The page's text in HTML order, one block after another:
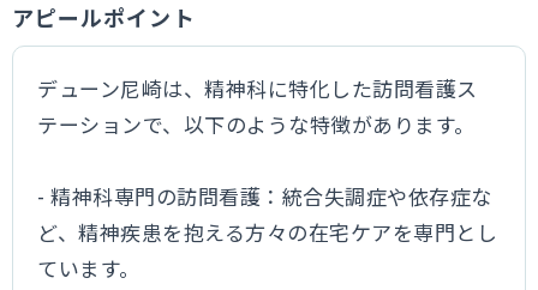
アピールポイント
デューン尼崎は、精神科に特化した訪問看護ス
テーションで、以下のような特徴があります。
- 精神科専門の訪問看護：統合失調症や依存症な
ど、精神疾患を抱える方々の在宅ケアを専門とし
ています。